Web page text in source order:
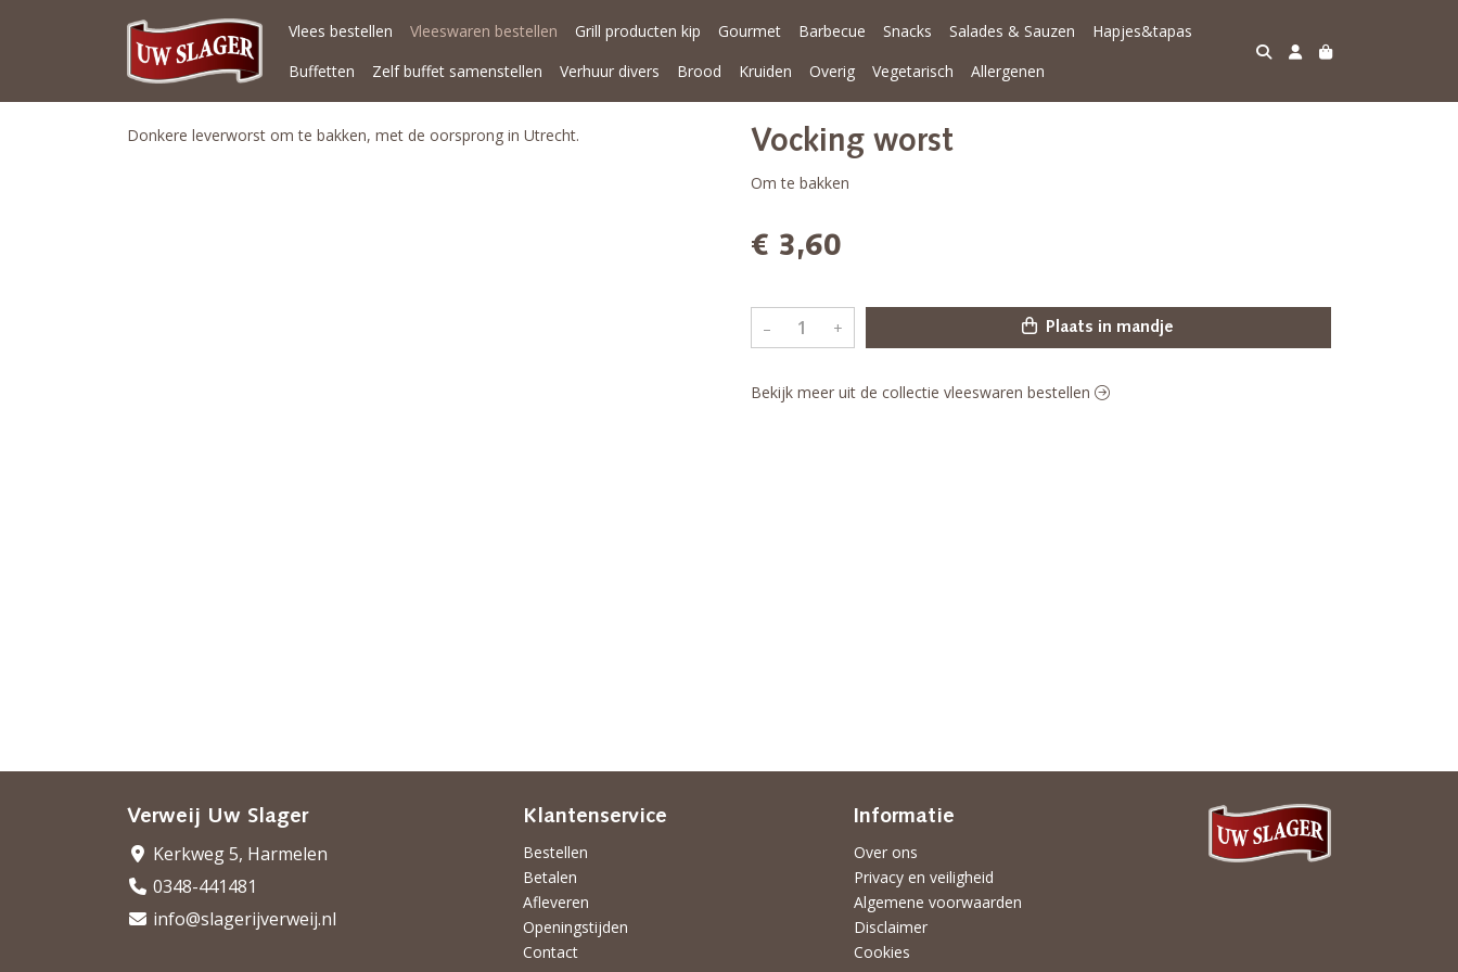
Vlees bestellen Vleeswaren bestellen Grill producten kip Gourmet Barbecue Snacks Salades & Sauzen
Hapjes&tapas
Buffetten
Zelf buffet samenstellen Verhuur divers Brood Kruiden Overig Vegetarisch Allergenen
Donkere leverworst om te bakken, met de oorsprong in Utrecht. Vocking worst
Om te bakken
€ 3,60
– + Plaats in mandje
Bekijk meer uit de collectie vleeswaren bestellen
Verweij Uw Slager
Kerkweg 5, Harmelen
0348-441481
info@slagerijverweij.nl
Klantenservice
Bestellen
Betalen
Afleveren
Openingstijden
Contact
Informatie
Over ons
Privacy en veiligheid
Algemene voorwaarden
Disclaimer
Cookies